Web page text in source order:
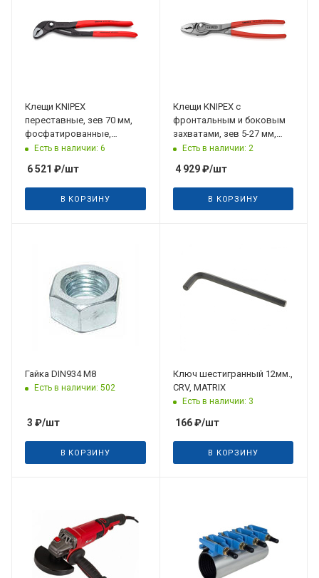
Клещи KNIPEX
переставные, зев 70 мм,
фосфатированные,
обливные ручки 300 мм,
Есть в наличии: 6
6 521 ₽/шт
В КОРЗИНУ
Клещи KNIPEX с
фронтальным и боковым
захватами, зев 5-27 мм,
длина 250 мм, обливные
Есть в наличии: 2
4 929₽/шт
В КОРЗИНУ
Гайка DIN934 M8
Есть в наличии: 502
3 ₽/шт
В КОРЗИНУ
Ключ шестигранный 12мм.,
CRV, MATRIX
Есть в наличии: 3
166₽/шт
В КОРЗИНУ